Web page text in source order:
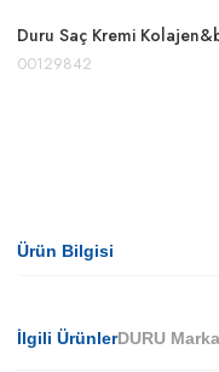
Duru Saç Kremi
00129842
Ürün Bilgisi
İlgili ÜrünlerDURU